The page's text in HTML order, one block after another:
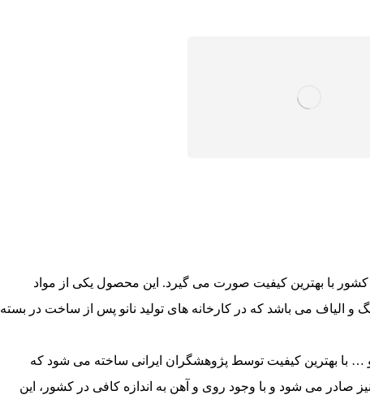
کشور با بهترین کیفیت صورت می گیرد. این محصول یکی از مواد
و الیاف می باشد که در کارخانه های تولید نانو پس از ساخت در بسته
و … با بهترین کیفیت توسط پژوهشگران ایرانی ساخته می شود که
صادر می شود و با وجود روی و آهن به اندازه کافی در کشور، این